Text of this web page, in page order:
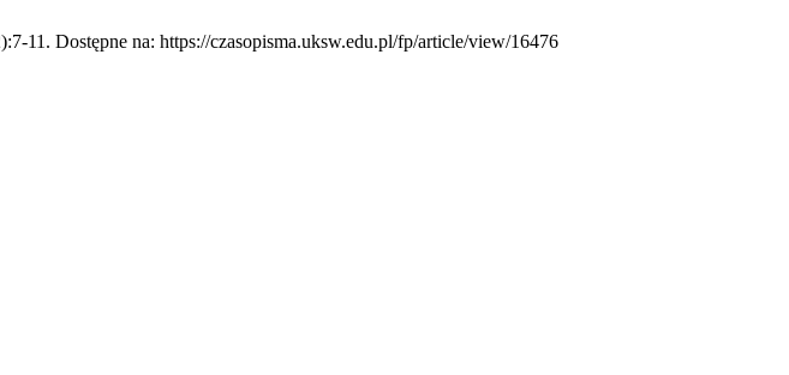
11. Dostępne na: https://czasopisma.uksw.edu.pl/fp/article/view/16476